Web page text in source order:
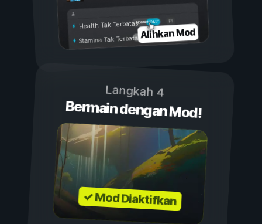
Aktif
Nonaktif
Health Tak Terbatas
Stamina Tak TerbatasAlihkan Mod
Langkah 4
Bermain dengan Mod!
✓ Mod Diaktifkan